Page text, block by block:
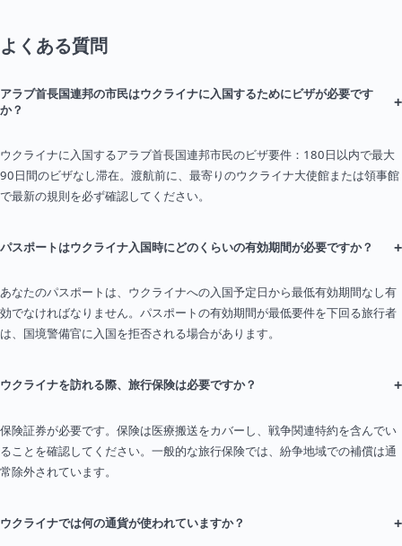
よくある質問
アラブ首長国連邦の市民はウクライナに入国するためにビザが必要です
か？
+
ウクライナに入国するアラブ首長国連邦市民のビザ要件：180日以内で最大
90日間のビザなし滞在。渡航前に、最寄りのウクライナ大使館または領事館
で最新の規則を必ず確認してください。
パスポートはウクライナ入国時にどのくらいの有効期間が必要ですか？ +
あなたのパスポートは、ウクライナへの入国予定日から最低有効期間なし有
効でなければなりません。パスポートの有効期間が最低要件を下回る旅行者
は、国境警備官に入国を拒否される場合があります。
ウクライナを訪れる際、旅行保険は必要ですか？ +
保険証券が必要です。保険は医療搬送をカバーし、戦争関連特約を含んでい
ることを確認してください。一般的な旅行保険では、紛争地域での補償は通
常除外されています。
ウクライナでは何の通貨が使われていますか？ +